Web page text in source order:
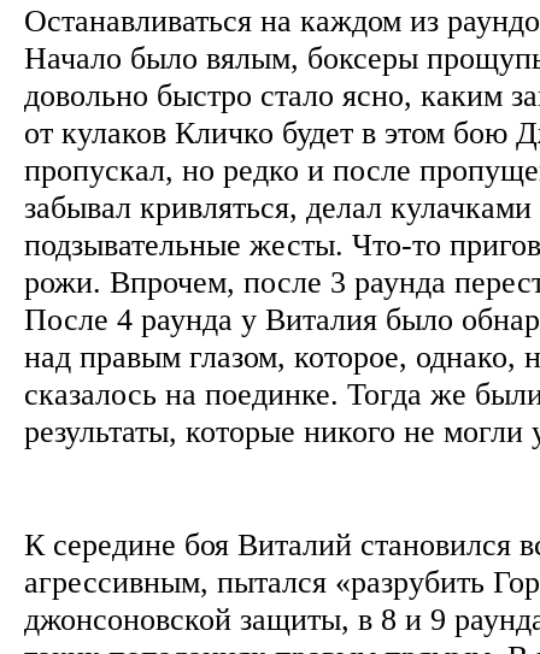
Останавливаться на каждом из
Начало было вялым, боксеры
довольно быстро стало ясно, каким
от кулаков Кличко будет в этом бою
пропускал, но редко и после
забывал кривляться, делал
подзывательные жесты. Что-то
рожи. Впрочем, после 3 раунда
После 4 раунда у Виталия было
над правым глазом, которое, однако,
сказалось на поединке. Тогда же
результаты, которые никого не могли
К середине боя Виталий становился
агрессивным, пытался «разрубить
джонсоновской защиты, в 8 и 9